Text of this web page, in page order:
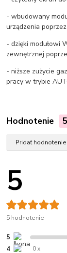
- wbudowany
urządzenia
- dzięki modułowi
zewnętrznej
- niższe zużycie
pracy w trybie
Hodnotenie 5
Pridať hodnotenie
5
5 hodnotenie
5
4 0 x